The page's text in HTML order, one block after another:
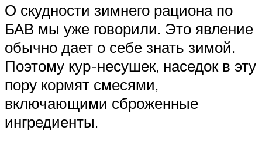
О скудности зимнего рациона по
БАВ мы уже говорили. Это явление
обычно дает о себе знать зимой.
Поэтому кур-несушек, наседок в эту
пору кормят смесями,
включающими сброженные
ингредиенты.